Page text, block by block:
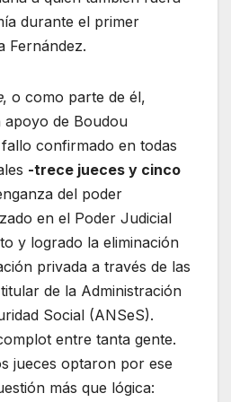
durante el primer
Fernández.
, o como parte de él,
apoyo de Boudou
confirmado en todas
-trece jueces y cinco
del poder
en el Poder Judicial
y logrado la eliminación
privada a través de las
de la Administración
Social (ANSeS).
entre tanta gente.
jueces optaron por ese
más que lógica: